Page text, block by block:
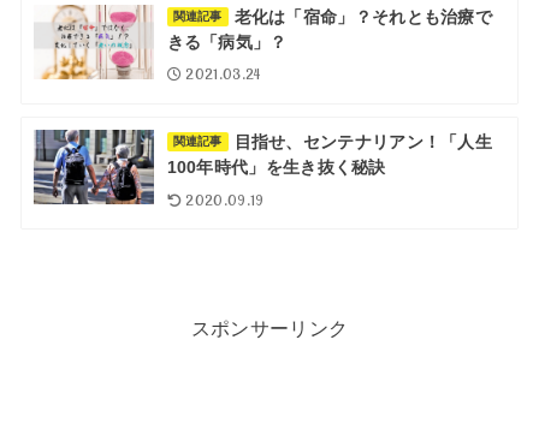
関連記事
老化は「宿命」？それとも治療で
きる「病気」？
2021.03.24
関連記事
目指せ、センテナリアン！「人生
100年時代」を生き抜く秘訣
2020.09.19
スポンサーリンク